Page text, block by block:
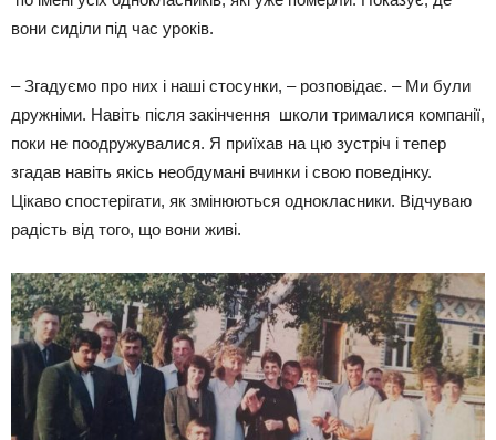
вони сиділи під час уроків.
– Згадуємо про них і наші стосунки, – розповідає. – Ми були
дружніми. Навіть після закінчення школи трималися компанії,
поки не поодружувалися. Я приїхав на цю зустріч і тепер
згадав навіть якісь необдумані вчинки і свою поведінку.
Цікаво спостерігати, як змінюються однокласники. Відчуваю
радість від того, що вони живі.